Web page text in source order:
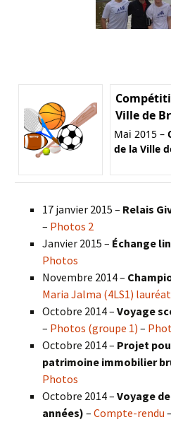
Ville de
Mai 2015 –
de la Ville
17 janvier 2015 – Relais
– Photos 2
Janvier 2015 – Échange
Photos
Novembre 2014 –
Maria Jalma (4LS1)
Octobre 2014 – Voyage
– Photos (groupe 1) –
Octobre 2014 – Projet
patrimoine immobilier
Photos
Octobre 2014 – Voyage
années) – Compte-rendu –